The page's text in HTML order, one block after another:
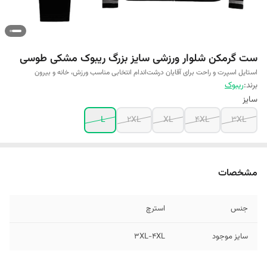
ست گرمکن شلوار ورزشی سایز بزرگ ریبوک مشکی طوسی
استایل اسپرت و راحت برای آقایان درشت‌اندام انتخابی مناسب ورزش، خانه و بیرون
برند:ریبوک
سایز
3XL
4XL
XL
2XL
L
مشخصات
جنس استرچ
سایز موجود 3XL-4XL